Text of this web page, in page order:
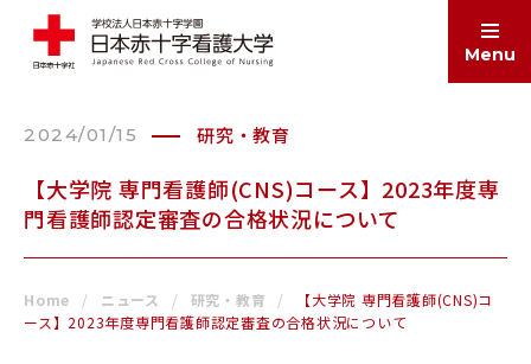
Menu
ABOUT
2024/01/15 研究・教育
【大学院 専門看護師(CNS)コース】2023年度専
門看護師認定審査の合格状況について
Home ニュース 研究・教育
【大学院 専門看護師(CNS)コ
ース】2023年度専門看護師認定審査の合格状況について